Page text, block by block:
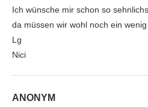
Ich wünsche mir schon so
da müssen wir wohl noch ein wenig
Lg
Nici
ANONYM